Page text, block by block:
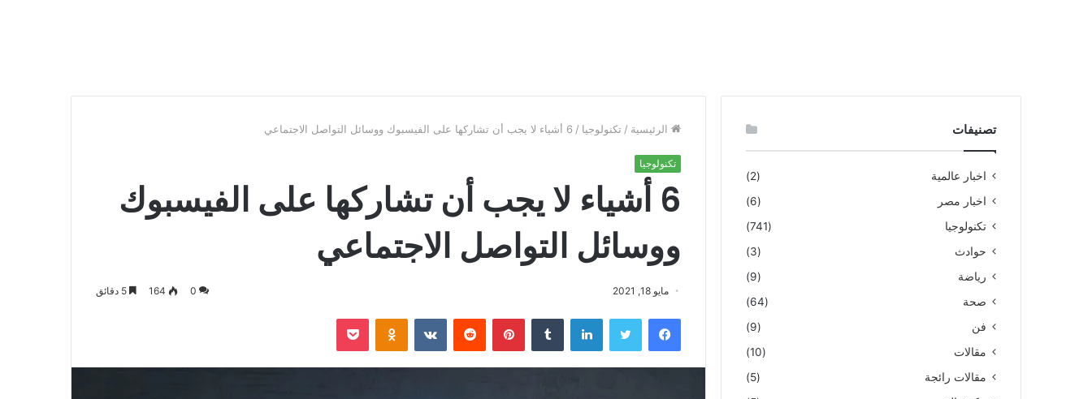
الرئيسية / تكنولوجيا / 6 أشياء لا يجب أن تشاركها على الفيسبوك ووسائل التواصل الاجتماعي
تكنولوجيا
6 أشياء لا يجب أن تشاركها على الفيسبوك
ووسائل التواصل الاجتماعي
مايو 18, 2021 0
164
فيسبوك لينكدإن بينتيريست
تصنيفات
اخبار عالمية
(2)
اخبار مصر
(6)
تكنولوجيا
(741)
حوادث
(3)
رياضة
(9)
صحة
(64)
فن
(9)
مقالات
(10)
مقالات رائجة
(5)